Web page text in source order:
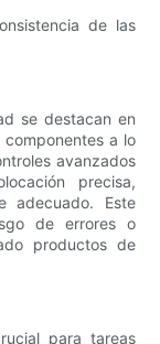
de las
se destacan en
a lo
avanzados
precisa,
adecuado. Este
de errores o
productos de
para tareas